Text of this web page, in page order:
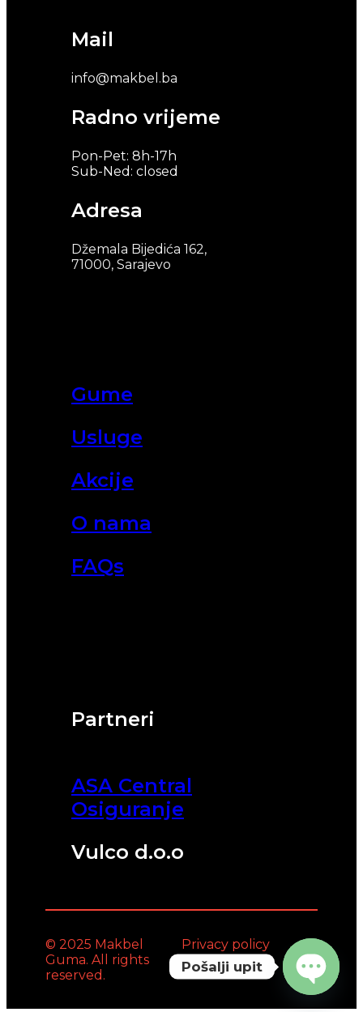
Partneri
ASA Central
Osiguranje
Vulco d.o.o
Gume
Usluge
Akcije
O nama
FAQs
Mail
info@makbel.ba
Radno vrijeme
Pon-Pet: 8h-17h
Sub-Ned: closed
Adresa
Džemala Bijedića 162,
71000, Sarajevo
© 2025 Makbel
Guma. All rights
reserved.
Privacy policy
Pošalji upit